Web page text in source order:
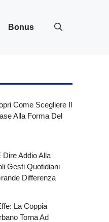
Bonus
Come Scegliere Il
Alla Forma Del
Addio Alla
Gesti Quotidiani
Differenza
La Coppia
Torna Ad